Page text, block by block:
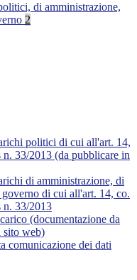
di amministrazione,
2
politici di cui all'art. 14,
n. 33/2013 (da pubblicare in
di amministrazione, di
di cui all'art. 14, co.
n. 33/2013
(documentazione da
sito web)
comunicazione dei dati